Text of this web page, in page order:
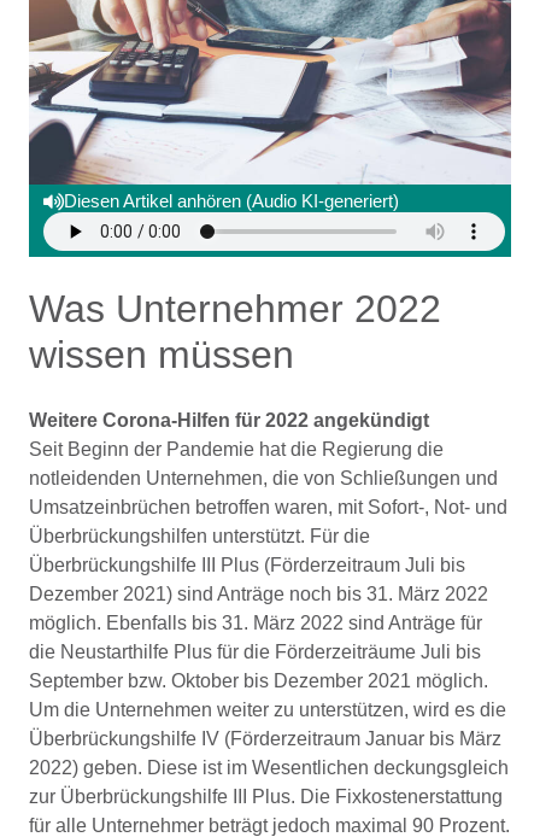
Diesen Artikel anhören (Audio KI-generiert)
Was Unternehmer 2022
wissen müssen
Weitere Corona-Hilfen für 2022 angekündigt
Seit Beginn der Pandemie hat die Regierung die
notleidenden Unternehmen, die von Schließungen und
Umsatzeinbrüchen betroffen waren, mit Sofort-, Not- und
Überbrückungshilfen unterstützt. Für die
Überbrückungshilfe III Plus (Förderzeitraum Juli bis
Dezember 2021) sind Anträge noch bis 31. März 2022
möglich. Ebenfalls bis 31. März 2022 sind Anträge für
die Neustarthilfe Plus für die Förderzeiträume Juli bis
September bzw. Oktober bis Dezember 2021 möglich.
Um die Unternehmen weiter zu unterstützen, wird es die
Überbrückungshilfe IV (Förderzeitraum Januar bis März
2022) geben. Diese ist im Wesentlichen deckungsgleich
zur Überbrückungshilfe III Plus. Die Fixkostenerstattung
für alle Unternehmer beträgt jedoch maximal 90 Prozent.